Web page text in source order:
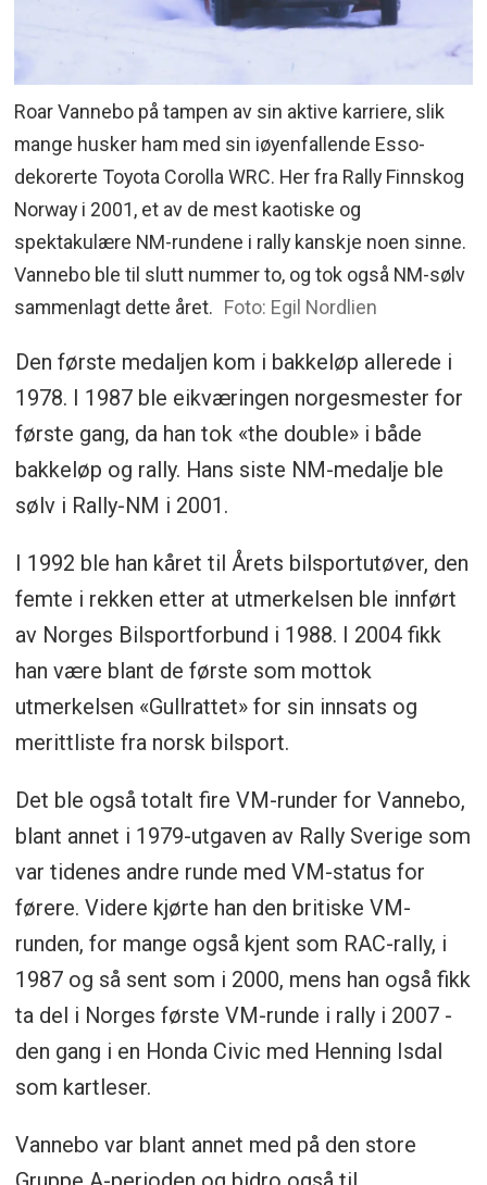
Roar Vannebo på tampen av sin aktive karriere, slik
mange husker ham med sin iøyenfallende Esso-
dekorerte Toyota Corolla WRC. Her fra Rally Finnskog
Norway i 2001, et av de mest kaotiske og
spektakulære NM-rundene i rally kanskje noen sinne.
Vannebo ble til slutt nummer to, og tok også NM-sølv
sammenlagt dette året. Foto: Egil Nordlien
Den første medaljen kom i bakkeløp allerede i
1978. I 1987 ble eikværingen norgesmester for
første gang, da han tok «the double» i både
bakkeløp og rally. Hans siste NM-medalje ble
sølv i Rally-NM i 2001.
I 1992 ble han kåret til Årets bilsportutøver, den
femte i rekken etter at utmerkelsen ble innført
av Norges Bilsportforbund i 1988. I 2004 fikk
han være blant de første som mottok
utmerkelsen «Gullrattet» for sin innsats og
merittliste fra norsk bilsport.
Det ble også totalt fire VM-runder for Vannebo,
blant annet i 1979-utgaven av Rally Sverige som
var tidenes andre runde med VM-status for
førere. Videre kjørte han den britiske VM-
runden, for mange også kjent som RAC-rally, i
1987 og så sent som i 2000, mens han også fikk
ta del i Norges første VM-runde i rally i 2007 -
den gang i en Honda Civic med Henning Isdal
som kartleser.
Vannebo var blant annet med på den store